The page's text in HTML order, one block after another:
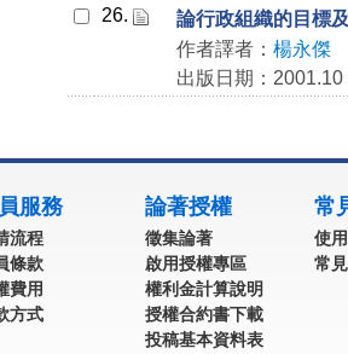
26.
論行政組織的目標
作者譯者： 楊永傑
出版日期：2001.10
服務
流程
條款
費用
方式
論著授權
徵集論著
啟用授權專區
權利金計算說明
授權合約書下載
投稿基本資料表
常
使
常